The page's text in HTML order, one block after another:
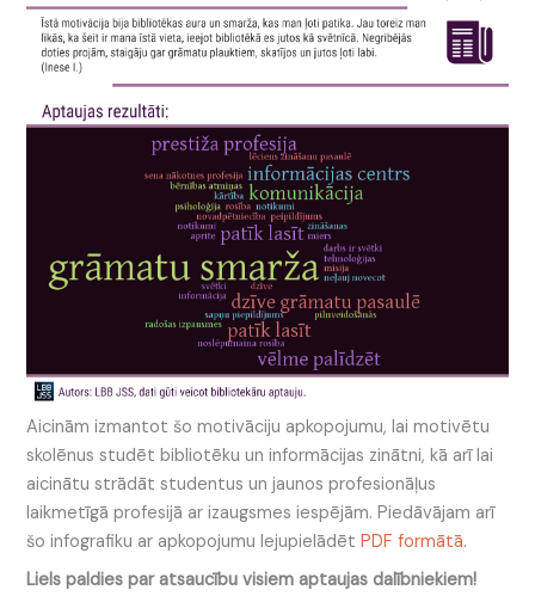
Aicinām izmantot šo motivāciju apkopojumu, lai motivētu
skolēnus studēt bibliotēku un informācijas zinātni, kā arī lai
aicinātu strādāt studentus un jaunos profesionāļus
laikmetīgā profesijā ar izaugsmes iespējām. Piedāvājam arī
šo infografiku ar apkopojumu lejupielādētPDF formātā.
Liels paldies par atsaucību visiem aptaujas dalībniekiem!